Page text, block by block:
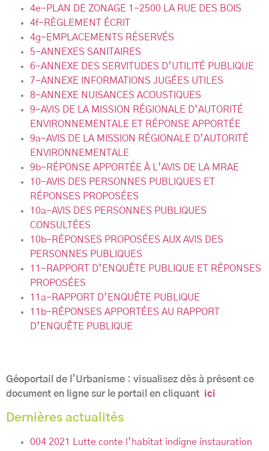
4e-PLAN DE ZONAGE 1-2500 LA RUE DES BOIS
4f-RÈGLEMENT ÉCRIT
4g-EMPLACEMENTS RÉSERVÉS
5-ANNEXES SANITAIRES
6-ANNEXE DES SERVITUDES D’UTILITÉ PUBLIQUE
7-ANNEXE INFORMATIONS JUGÉES UTILES
8-ANNEXE NUISANCES ACOUSTIQUES
9-AVIS DE LA MISSION RÉGIONALE D’AUTORITÉ
ENVIRONNEMENTALE ET RÉPONSE APPORTÉE
9a-AVIS DE LA MISSION RÉGIONALE D’AUTORITÉ
ENVIRONNEMENTALE
9b-RÉPONSE APPORTÉE À L’AVIS DE LA MRAE
10-AVIS DES PERSONNES PUBLIQUES ET
RÉPONSES PROPOSÉES
10a-AVIS DES PERSONNES PUBLIQUES
CONSULTÉES
10b-RÉPONSES PROPOSÉES AUX AVIS DES
PERSONNES PUBLIQUES
11-RAPPORT D’ENQUÊTE PUBLIQUE ET RÉPONSES
PROPOSÉES
11a-RAPPORT D’ENQUÊTE PUBLIQUE
11b-RÉPONSES APPORTÉES AU RAPPORT
D’ENQUÊTE PUBLIQUE
Géoportail de l’Urbanisme : visualisez dès à présent ce
document en ligne sur le portail en cliquant ici
Dernières actualités
004 2021 Lutte conte l’habitat indigne instauration